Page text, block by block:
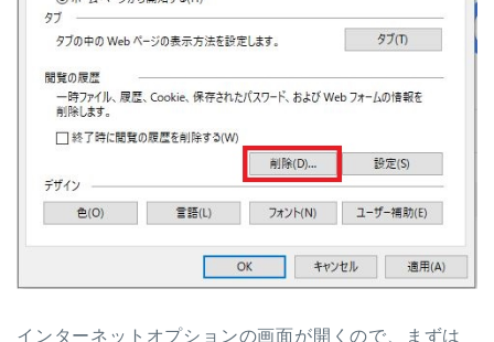
インターネットオプションの画面が開くので、まずは